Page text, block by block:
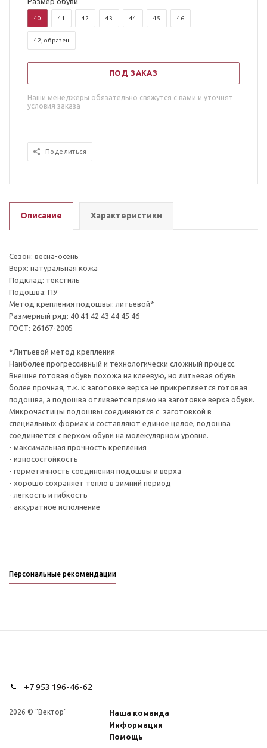
40 41 42 43 44 45 46
42, образец
ПОД ЗАКАЗ
Наши менеджеры обязательно свяжутся с вами и уточнят
условия заказа
Поделиться
Описание Характеристики
Сезон: весна-осень
Верх: натуральная кожа
Подклад: текстиль
Подошва: ПУ
Метод крепления подошвы: литьевой*
Размерный ряд: 40 41 42 43 44 45 46
ГОСТ: 26167-2005
*Литьевой метод крепления
Наиболее прогрессивный и технологически сложный процесс.
Внешне готовая обувь похожа на клеевую, но литьевая обувь
более прочная, т.к. к заготовке верха не прикрепляется готовая
подошва, а подошва отливается прямо на заготовке верха обуви.
Микрочастицы подошвы соединяются с заготовкой в
специальных формах и составляют единое целое, подошва
соединяется с верхом обуви на молекулярном уровне.
- максимальная прочность крепления
- износостойкость
- герметичность соединения подошвы и верха
- хорошо сохраняет тепло в зимний период
- легкость и гибкость
- аккуратное исполнение
Персональные рекомендации
+7 953 196-46-62
2026 © "Вектор"
Наша команда
Информация
Помощь